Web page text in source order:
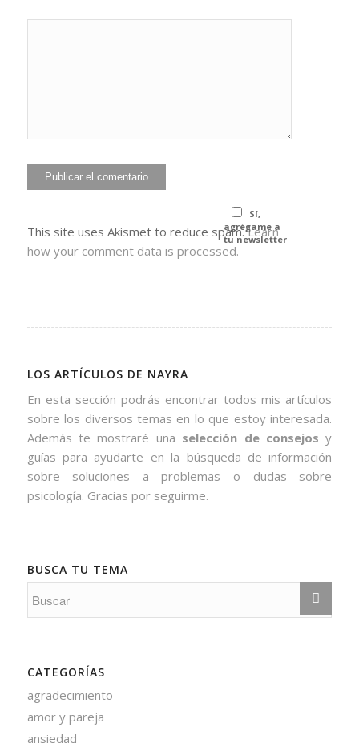
Sí,
agrégame a
tu newsletter
This site uses Akismet to reduce spam.Learn
how your comment data is processed.
LOS ARTÍCULOS DE NAYRA
En esta sección podrás encontrar todos mis artículos
sobre los diversos temas en lo que estoy interesada.
Además te mostraré una selección de consejos y
guías para ayudarte en la búsqueda de información
sobre soluciones a problemas o dudas sobre
psicología. Gracias por seguirme.
BUSCA TU TEMA
CATEGORÍAS
agradecimiento
amor y pareja
ansiedad